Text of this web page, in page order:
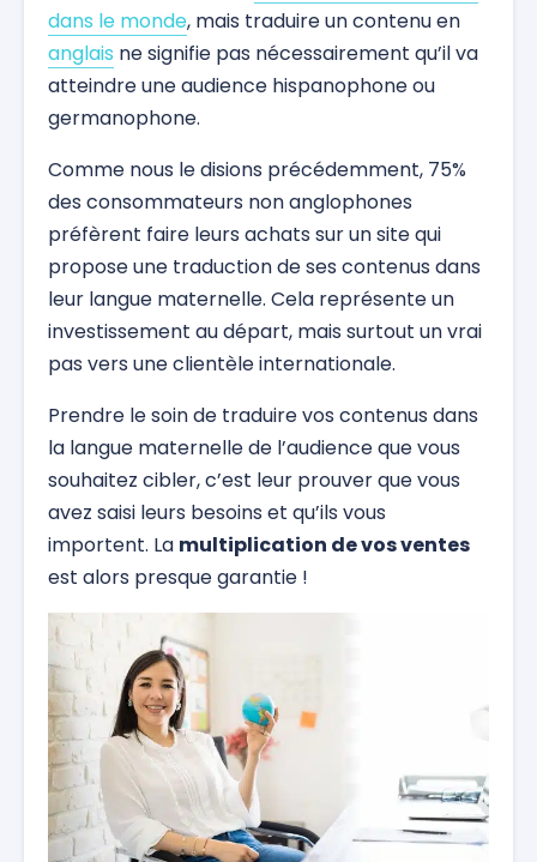
dans le monde, mais traduire un contenu en
anglais ne signifie pas nécessairement qu’il va
atteindre une audience hispanophone ou
germanophone.
Comme nous le disions précédemment, 75%
des consommateurs non anglophones
préfèrent faire leurs achats sur un site qui
propose une traduction de ses contenus dans
leur langue maternelle. Cela représente un
investissement au départ, mais surtout un vrai
pas vers une clientèle internationale.
Prendre le soin de traduire vos contenus dans
la langue maternelle de l’audience que vous
souhaitez cibler, c’est leur prouver que vous
avez saisi leurs besoins et qu’ils vous
importent. La multiplication de vos ventes
est alors presque garantie !